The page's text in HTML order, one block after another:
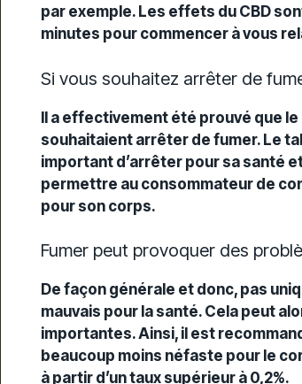
par exemple. Les effets du CBD
minutes pour commencer à vous
Si vous souhaitez arrêter de
Il a effectivement été prouvé que
souhaitaient arrêter de fumer. Le
important d’arrêter pour sa santé
permettre au consommateur de
pour son corps.
Fumer peut provoquer des
De façon générale et donc, pas
mauvais pour la santé. Cela peut
importantes. Ainsi, il est
beaucoup moins néfaste pour le
à partir d’un taux supérieur à 0,2%.